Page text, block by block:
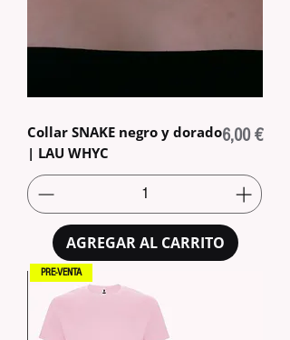
Collar SNAKE negro y dorado
| LAU WHYC
Precio
6,00 €
AGREGAR AL CARRITO
PRE-VENTA